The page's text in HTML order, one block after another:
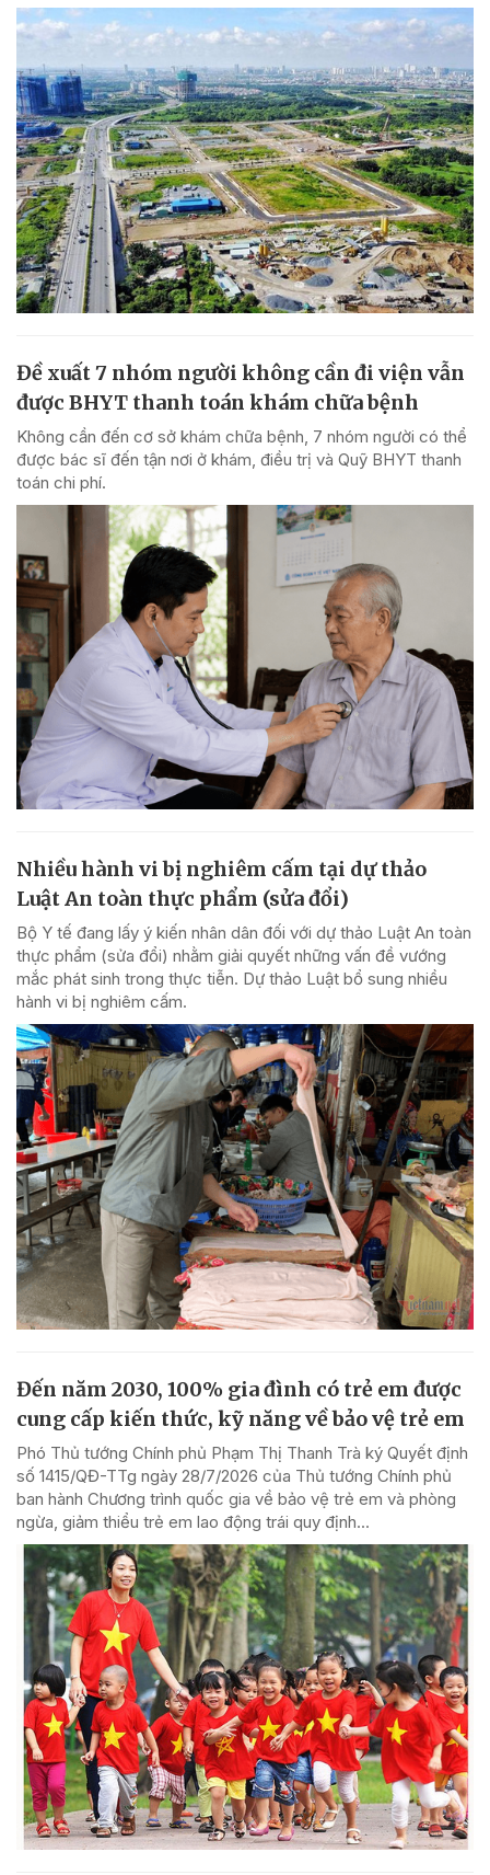
Đề xuất 7 nhóm người không cần đi viện vẫn
được BHYT thanh toán khám chữa bệnh
Không cần đến cơ sở khám chữa bệnh, 7 nhóm người có thể
được bác sĩ đến tận nơi ở khám, điều trị và Quỹ BHYT thanh
toán chi phí.
Nhiều hành vi bị nghiêm cấm tại dự thảo
Luật An toàn thực phẩm (sửa đổi)
Bộ Y tế đang lấy ý kiến nhân dân đối với dự thảo Luật An toàn
thực phẩm (sửa đổi) nhằm giải quyết những vấn đề vướng
mắc phát sinh trong thực tiễn. Dự thảo Luật bổ sung nhiều
hành vi bị nghiêm cấm.
Đến năm 2030, 100% gia đình có trẻ em được
cung cấp kiến thức, kỹ năng về bảo vệ trẻ em
Phó Thủ tướng Chính phủ Phạm Thị Thanh Trà ký Quyết định
số 1415/QĐ-TTg ngày 28/7/2026 của Thủ tướng Chính phủ
ban hành Chương trình quốc gia về bảo vệ trẻ em và phòng
ngừa, giảm thiểu trẻ em lao động trái quy định...